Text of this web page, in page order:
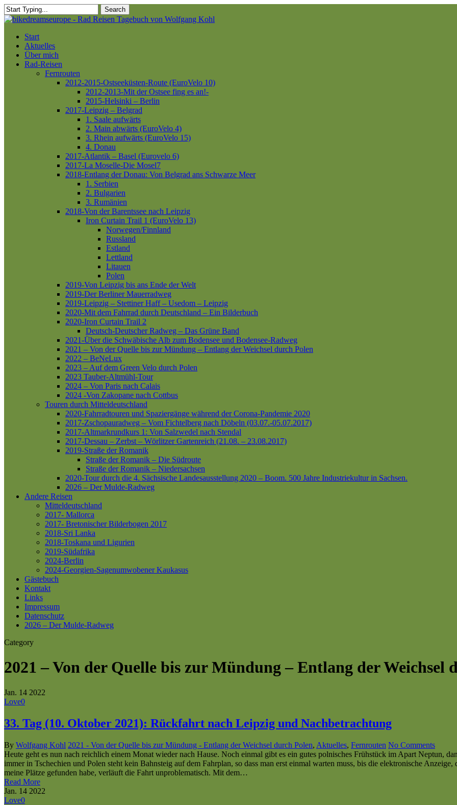
Skip
to
content
Search
Close
Menu
Start
Aktuelles
Über mich
Rad-Reisen
Fernrouten
2012-2015-Ostseeküsten-Route (EuroVelo 10)
2012-2013-Mit der Ostsee fing es an!-
2015-Helsinki – Berlin
2017-Leipzig – Belgrad
1. Saale aufwärts
2. Main abwärts (EuroVelo 4)
3. Rhein aufwärts (EuroVelo 15)
4. Donau
2017-Atlantik – Basel (Eurovelo 6)
2017-La Moselle-Die Mosel7
2018-Entlang der Donau: Von Belgrad ans Schwarze Meer
1. Serbien
2. Bulgarien
3. Rumänien
2018-Von der Barentssee nach Leipzig
Iron Curtain Trail 1 (EuroVelo 13)
Norwegen/Finnland
Russland
Estland
Lettland
Litauen
Polen
2019-Von Leipzig bis ans Ende der Welt
2019-Der Berliner Mauerradweg
2019-Leipzig – Stettiner Haff – Usedom – Leipzig
2020-Mit dem Fahrrad durch Deutschland – Ein Bilderbuch
2020-Iron Curtain Trail 2
Deutsch-Deutscher Radweg – Das Grüne Band
2021-Über die Schwäbische Alb zum Bodensee und Bodensee-Radweg
2021 – Von der Quelle bis zur Mündung – Entlang der Weichsel durch Polen
2022 – BeNeLux
2023 – Auf dem Green Velo durch Polen
2023 Tauber-Altmühl-Tour
2024 – Von Paris nach Calais
2024 -Von Zakopane nach Cottbus
Touren durch Mitteldeutschland
2020-Fahrradtouren und Spaziergänge während der Corona-Pandemie 2020
2017-Zschopauradweg – Vom Fichtelberg nach Döbeln (03.07.-05.07.2017)
2017-Altmarkrundkurs 1: Von Salzwedel nach Stendal
2017-Dessau – Zerbst – Wörlitzer Gartenreich (21.08. – 23.08.2017)
2019-Straße der Romanik
Straße der Romanik – Die Südroute
Straße der Romanik – Niedersachsen
2020-Tour durch die 4. Sächsische Landesausstellung 2020 – Boom. 500 Jahre Industriekultur in Sachsen.
2026 – Der Mulde-Radweg
Andere Reisen
Mitteldeutschland
2017- Mallorca
2017- Bretonischer Bilderbogen 2017
2018-Sri Lanka
2018-Toskana und Ligurien
2019-Südafrika
2024-Berlin
2024-Georgien-Sagenumwobener Kaukasus
Gästebuch
Kontakt
Links
Impressum
Datenschutz
2026 – Der Mulde-Radweg
Category
2021 – Von der Quelle bis zur Mündung – Entlang der Weichsel
Jan. 14 2022
Love0
33. Tag (10. Oktober 2021): Rückfahrt nach Leipzig und Nachbetrachtung
By Wolfgang Kohl 2021 - Von der Quelle bis zur Mündung - Entlang der Weichsel durch Polen, Aktuelles, Fernrouten No Comments
Heute geht es nun nach reichlich einem Monat wieder nach Hause. Noch einmal gibt es ein gutes polnisches Frühstück im Apart Neptun,
immer in Tschechien und Polen steht kein Bahnsteig auf dem Fahrplan, so dass man erst einmal warten muss, bis die elektronische
meine Plätze gefunden habe, verläuft die Fahrt unproblematisch. Mit dem…
Read More
Jan. 14 2022
Love0